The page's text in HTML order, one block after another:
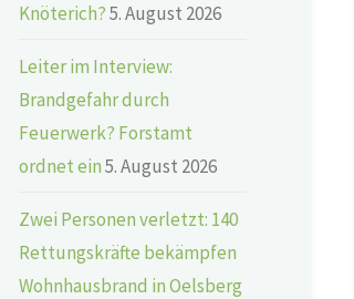
Knöterich?5. August 2026
Leiter im Interview:
Brandgefahr durch
Feuerwerk? Forstamt
ordnet ein5. August 2026
Zwei Personen verletzt: 140
Rettungskräfte bekämpfen
Wohnhausbrand in Oelsberg